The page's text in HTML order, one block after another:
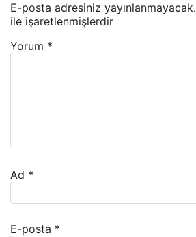
E-posta adresiniz yayınlanmayacak.
ile işaretlenmişlerdir
Yorum *
Ad *
E-posta *